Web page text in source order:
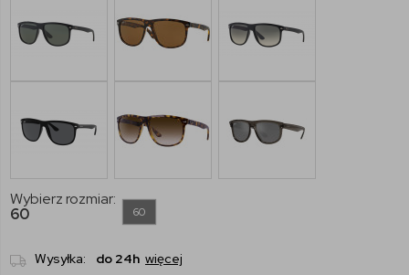
Wybierz rozmiar:
60
60
Wysyłka: do 24h więcej